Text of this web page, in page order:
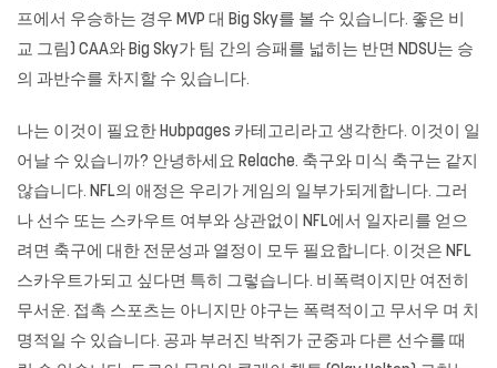
프에서 우승하는 경우 MVP 대 Big Sky를 볼 수 있습니다. 좋은 비
교 그림) CAA와 Big Sky가 팀 간의 승패를 넓히는 반면 NDSU는 승
의 과반수를 차지할 수 있습니다.
나는 이것이 필요한 Hubpages 카테고리라고 생각한다. 이것이 일
어날 수 있습니까? 안녕하세요 Relache. 축구와 미식 축구는 같지
않습니다. NFL의 애정은 우리가 게임의 일부가되게합니다. 그러
나 선수 또는 스카우트 여부와 상관없이 NFL에서 일자리를 얻으
려면 축구에 대한 전문성과 열정이 모두 필요합니다. 이것은 NFL
스카우트가되고 싶다면 특히 그렇습니다. 비폭력이지만 여전히
무서운. 접촉 스포츠는 아니지만 야구는 폭력적이고 무서우 며 치
명적일 수 있습니다. 공과 부러진 박쥐가 군중과 다른 선수를 때